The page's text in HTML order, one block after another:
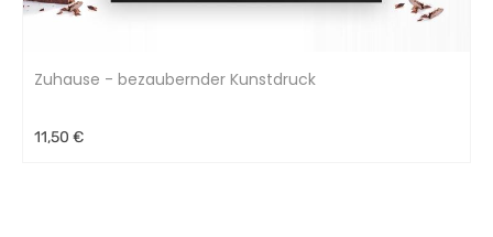
Zuhause - bezaubernder Kunstdruck
11,50 €